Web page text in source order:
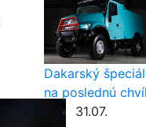
Dakarský
na poslednú
31.07.